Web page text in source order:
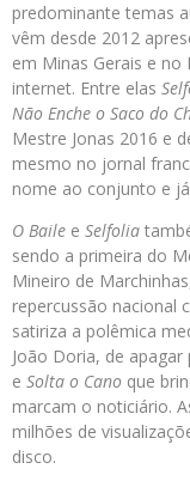
predominante temas
vêm desde 2012
em Minas Gerais e no
internet. Entre elas
Não Enche o Saco do
Mestre Jonas 2016 e
mesmo no jornal
nome ao conjunto e
O Baile e Selfolia
sendo a primeira do
Mineiro de
repercussão nacional
satiriza a polêmica
João Doria, de
e Solta o Cano que
marcam o noticiário.
milhões de
disco.